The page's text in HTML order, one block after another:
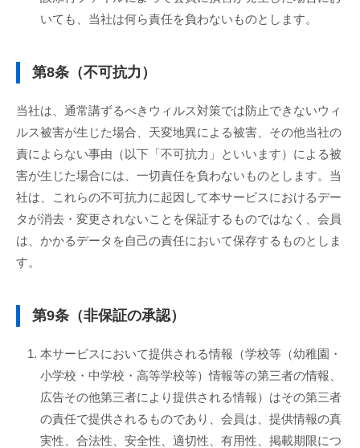
いても、当社は何ら責任を負わないものとします。
第8条（不可抗力）
当社は、通常講ずるべきウィルス対策では防止できないウィ
ルス被害が生じた場合、天変地異による被害、その他当社の
責によらない事由（以下「不可抗力」といいます）による被
害が生じた場合には、一切責任を負わないものとします。当
社は、これらの不可抗力に起因して本サービスにおけるデー
タが消去・変更されないことを保証するものではなく、会員
は、かかるデータを自己の責任において保存するものとしま
す。
第9条（非保証の承認）
本サービスにおいて提供される情報（学校等（幼稚園・
小学校・中学校・高等学校等）情報等の第三者の情報、
広告その他第三者により提供される情報）はその第三者
の責任で提供されるものであり、会員は、提供情報の真
実性、合法性、安全性、適切性、有用性、掲載期限につ